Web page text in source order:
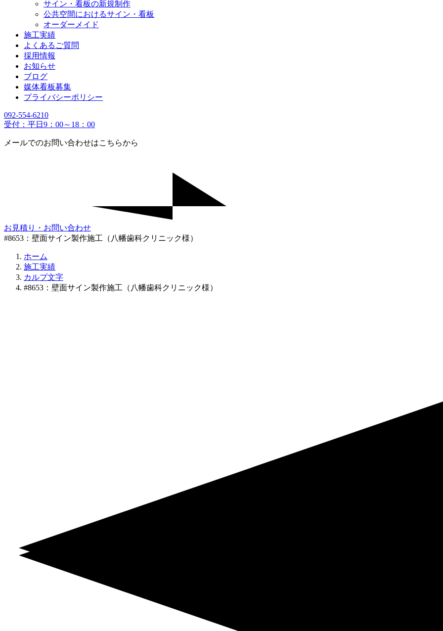
サイン・看板の新規制作
公共空間におけるサイン・看板
オーダーメイド
施工実績
よくあるご質問
採用情報
お知らせ
ブログ
媒体看板募集
プライバシーポリシー
092-554-6210
受付：平日9：00～18：00
メールでのお問い合わせはこちらから
お見積り・お問い合わせ
#8653：壁面サイン製作施工（八幡歯科クリニック様）
ホーム
施工実績
カルプ文字
#8653：壁面サイン製作施工（八幡歯科クリニック様）